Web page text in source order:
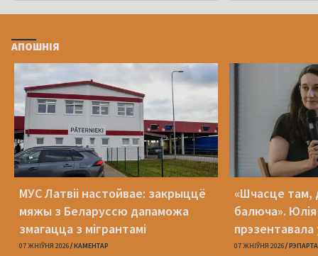
АПОШНІЯ
МУС Латвіі настойвае: закрыццё
мяжы з Беларуссю дапаможа
змагацца з мігрантамі
07 ЖНІЎНЯ 2026 КАМЕНТАР
«Шчасце там,
балюча».
«Пока я
07 ЖНІЎНЯ 2026